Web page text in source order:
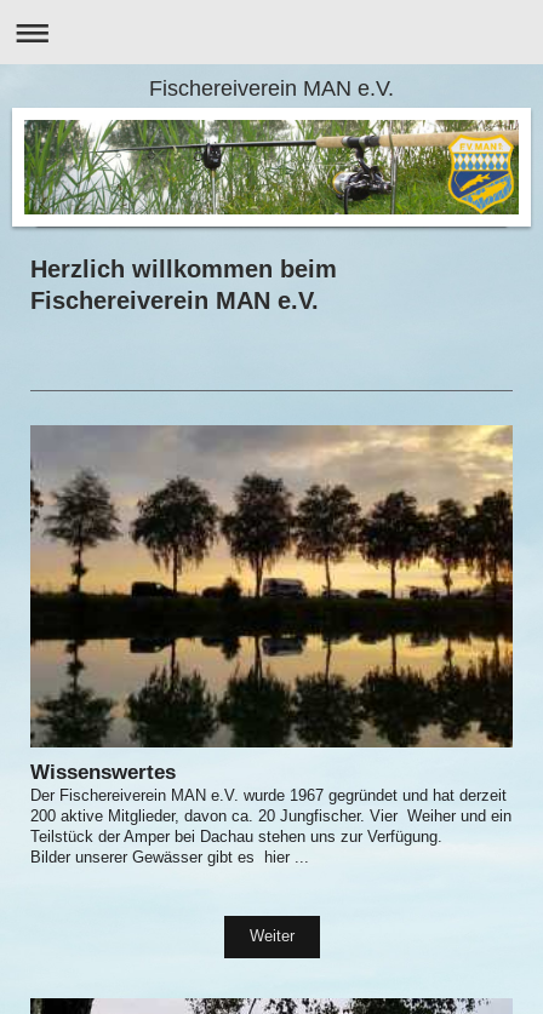
Fischereiverein MAN e.V.
Herzlich willkommen beim
Fischereiverein MAN e.V.
Wissenswertes
Der Fischereiverein MAN e.V. wurde 1967 gegründet und hat derzeit
200 aktive Mitglieder, davon ca. 20 Jungfischer. Vier Weiher und ein
Teilstück der Amper bei Dachau stehen uns zur Verfügung.
Bilder unserer Gewässer gibt es hier ...
Weiter